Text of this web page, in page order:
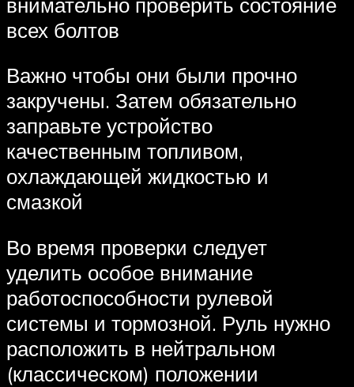
всех болтов
Важно чтобы они были прочно
закручены. Затем обязательно
заправьте устройство
качественным топливом,
охлаждающей жидкостью и
смазкой
Во время проверки следует
уделить особое внимание
работоспособности рулевой
системы и тормозной. Руль нужно
расположить в нейтральном
(классическом) положении